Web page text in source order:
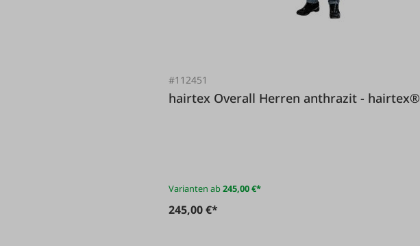
#112451
hairtex Overall Herren anthrazit - hairtex®
Varianten ab245,00 €*
245,00 €*